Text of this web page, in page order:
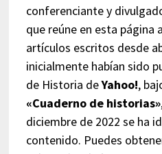
conferenciante y
que reúne en esta página
artículos escritos desde
inicialmente habían sido
de Historia deYahoo!,
«Cuaderno de historias»
diciembre de 2022 se ha
contenido. Puedes